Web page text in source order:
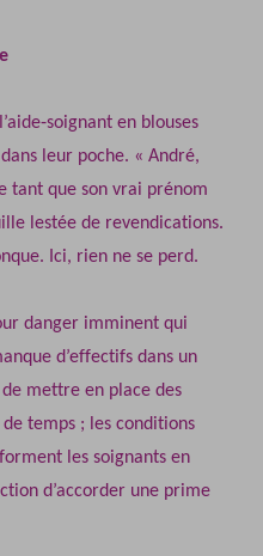
en blouses
leur poche. « André,
tant que son vrai prénom
lestée de revendications.
Ici, rien ne se perd.
danger imminent qui
d’effectifs dans un
mettre en place des
temps ; les conditions
les soignants en
d’accorder une prime